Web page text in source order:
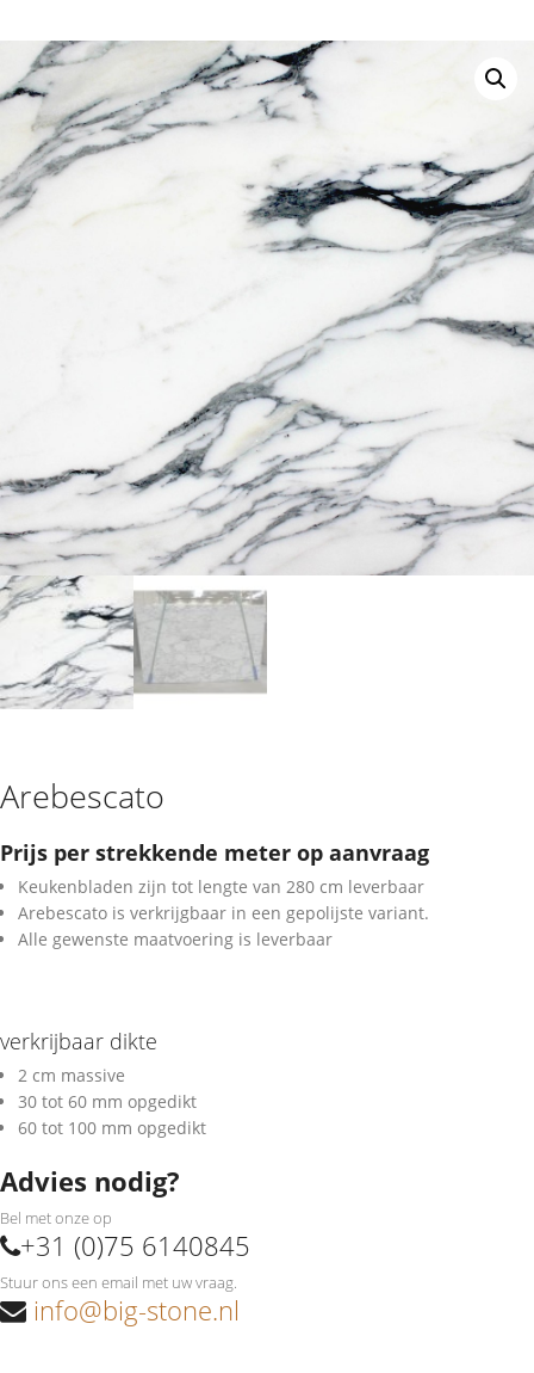
Arebescato
Prijs per strekkende meter op aanvraag
Keukenbladen zijn tot lengte van 280 cm leverbaar
Arebescato is verkrijgbaar in een gepolijste variant.
Alle gewenste maatvoering is leverbaar
verkrijbaar dikte
2 cm massive
30 tot 60 mm opgedikt
60 tot 100 mm opgedikt
Advies nodig?
Bel met onze op
+31 (0)75 6140845
Stuur ons een email met uw vraag.
info@big-stone.nl